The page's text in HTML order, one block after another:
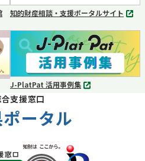
く
別
タ
ブ
で
知的財産相談・支援ポータルサイト
別
タ
開
く
J-PlatPat 活用事例集
別
支援窓口
ータル